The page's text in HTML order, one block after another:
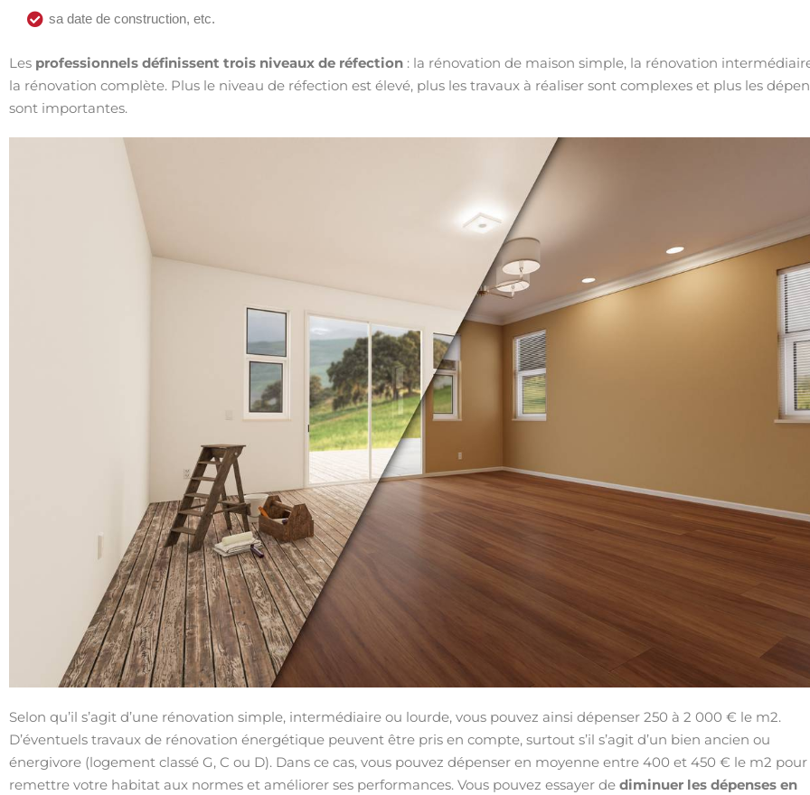
sa date de construction, etc.
Les professionnels définissent trois niveaux de réfection : la rénovation de maison simple, la rénovation
la rénovation complète. Plus le niveau de réfection est élevé, plus les travaux à réaliser sont complexes et plus les
sont importantes.
Selon qu’il s’agit d’une rénovation simple, intermédiaire ou lourde, vous pouvez ainsi dépenser 250 à 2 000 € le m2.
D’éventuels travaux de rénovation énergétique peuvent être pris en compte, surtout s’il s’agit d’un bien ancien ou
énergivore (logement classé G, C ou D). Dans ce cas, vous pouvez dépenser en moyenne entre 400 et 450 € le m2 pour
remettre votre habitat aux normes et améliorer ses performances. Vous pouvez essayer de diminuer les dépenses en